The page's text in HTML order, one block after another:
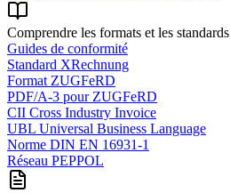
Comprendre les formats et les standards
Guides de conformité
Standard XRechnung
Format ZUGFeRD
PDF/A-3 pour ZUGFeRD
CII Cross Industry Invoice
UBL Universal Business Language
Norme DIN EN 16931-1
Réseau PEPPOL